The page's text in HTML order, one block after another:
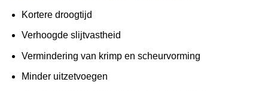
Kortere droogtijd
Verhoogde slijtvastheid
Vermindering van krimp en scheurvorming
Minder uitzetvoegen